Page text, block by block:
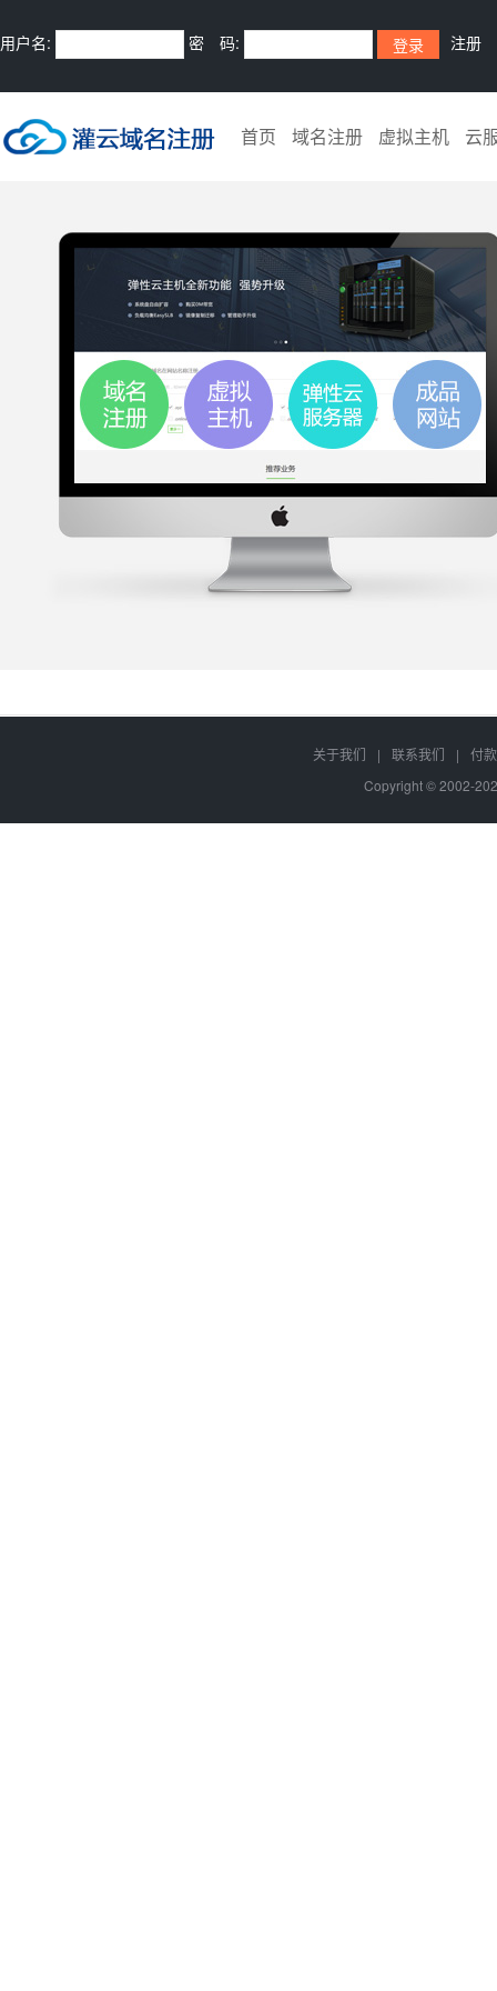
用户名: 密 码: 注册
首页 域名注册 虚拟主机 云
关于我们 | 联系我们 |
付
Copyright © 2002-